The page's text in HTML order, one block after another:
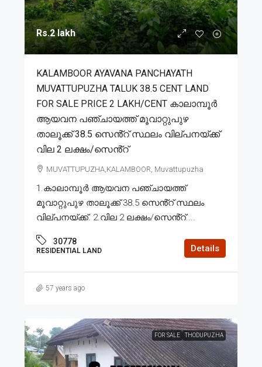
Rs.2 lakh
KALAMBOOR AYAVANA PANCHAYATH
MUVATTUPUZHA TALUK 38.5 CENT LAND
FOR SALE PRICE 2 LAKH/CENT കാലാമ്പൂർ
ആയവന പഞ്ചായത്ത് മൂവാറ്റുപുഴ
താലൂക്ക് 38.5 സെൻ്റ് സ്ഥലം വില്പനയ്ക്ക്
വില 2 ലക്ഷം/സെൻ്റ്
MUVATTUPUZHA,KALAMBOOR, Muvattupuzha
1.കാലാമ്പൂർ ആയവന പഞ്ചായത്ത്
മൂവാറ്റുപുഴ താലൂക്ക് 38.5 സെൻ്റ് സ്ഥലം
വില്പനയ്ക്ക്. 2.വില 2 ലക്ഷം/സെൻ്റ്....
30778
RESIDENTIAL LAND Details
57 years ago
FOR SALE THODUPUZHA